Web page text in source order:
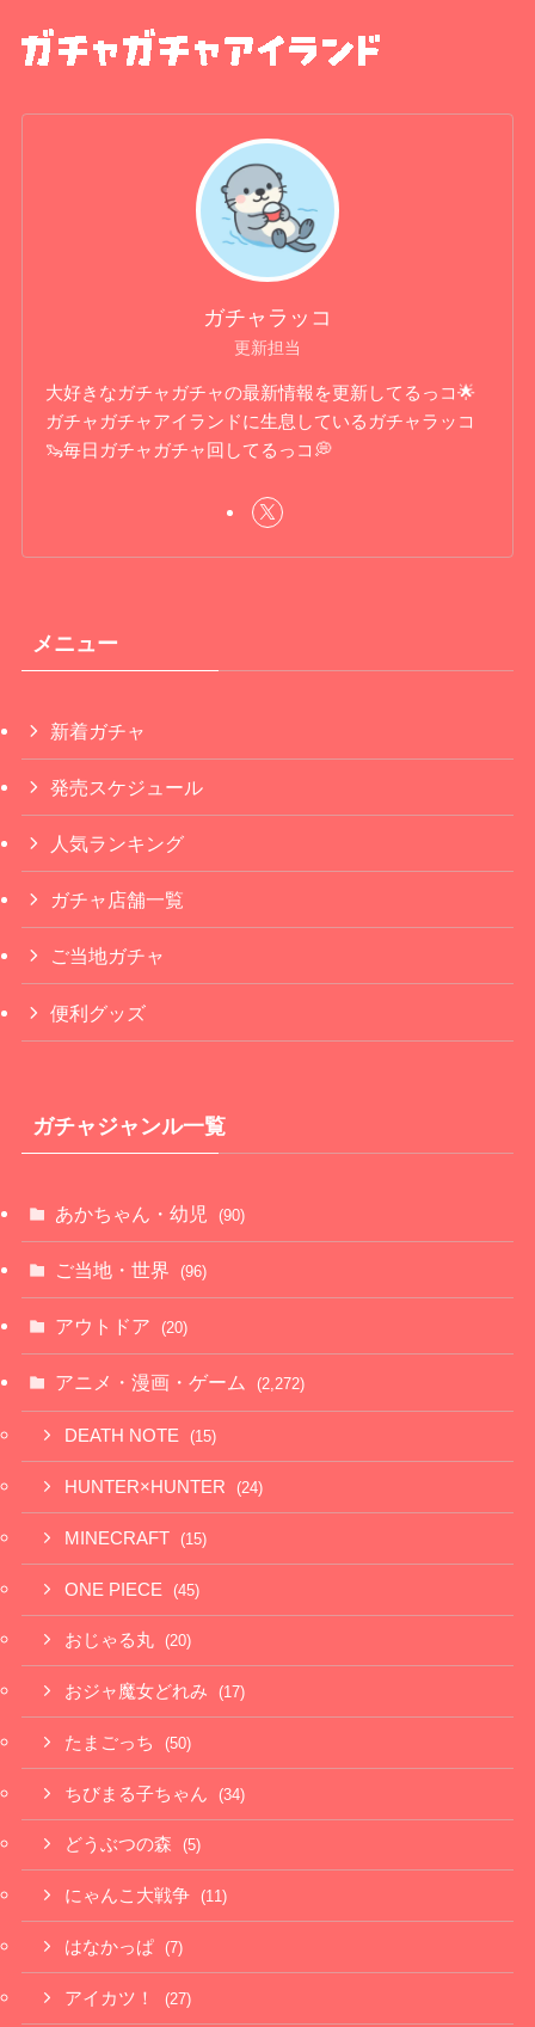
ガチャラッコ
更新担当
大好きなガチャガチャの最新情報を更新してるっコ🌟
ガチャガチャアイランドに生息しているガチャラッコ
🦦毎日ガチャガチャ回してるっコ💭
メニュー
新着ガチャ
発売スケジュール
人気ランキング
ガチャ店舗一覧
ご当地ガチャ
便利グッズ
ガチャジャンル一覧
あかちゃん・幼児 (90)
ご当地・世界 (96)
アウトドア (20)
アニメ・漫画・ゲーム (2,272)
DEATH NOTE (15)
HUNTER×HUNTER (24)
MINECRAFT (15)
ONE PIECE (45)
おじゃる丸 (20)
おジャ魔女どれみ (17)
たまごっち (50)
ちびまる子ちゃん (34)
どうぶつの森 (5)
にゃんこ大戦争 (11)
はなかっぱ (7)
アイカツ！ (27)